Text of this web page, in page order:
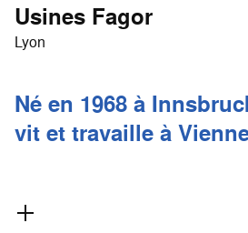
Usines Fagor
Lyon
Né en 1968 à
vit et travaille à